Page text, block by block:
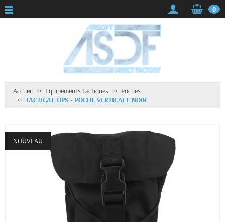
0
Accueil Equipements tactiques
Poches
TACTICAL OPS - POCHE VERTICALE NOIR
NOUVEAU